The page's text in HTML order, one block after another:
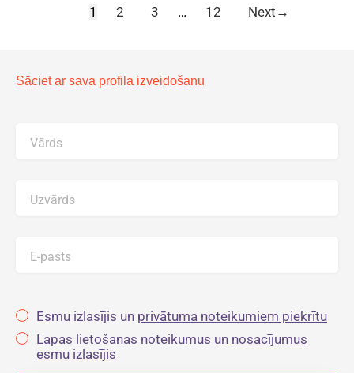
1 2 3 … 12 Next →
Sāciet ar sava profila izveidošanu
Vārds
Uzvārds
E-pasts
Esmu izlasījis un privātuma noteikumiem piekrītu
Lapas lietošanas noteikumus un nosacījumus
esmu izlasījis